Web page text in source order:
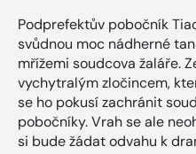
Podprefektův pobočník
svůdnou moc nádherné
mřížemi soudcova žaláře.
vychytralým zločincem,
se ho pokusí zachránit
pobočníky. Vrah se ale
si bude žádat odvahu k